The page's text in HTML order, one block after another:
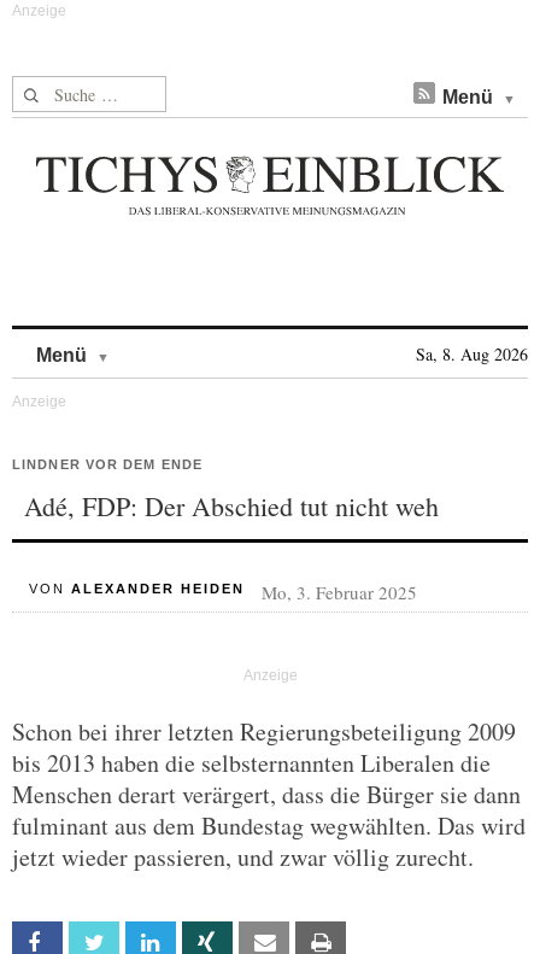
Suche nach: Menü
Menü Sa, 8. Aug 2026
LINDNER VOR DEM ENDE
Adé, FDP: Der Abschied tut nicht weh
VON ALEXANDER HEIDEN Mo, 3. Februar 2025
Schon bei ihrer letzten Regierungsbeteiligung 2009
bis 2013 haben die selbsternannten Liberalen die
Menschen derart verärgert, dass die Bürger sie dann
fulminant aus dem Bundestag wegwählten. Das wird
jetzt wieder passieren, und zwar völlig zurecht.
Facebook Twitter Linkedin Xing Email